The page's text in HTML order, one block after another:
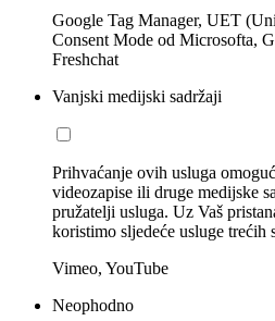
Google Tag Manager, UET
Consent Mode od Microsofta,
Freshchat
Vanjski medijski sadržaji
Prihvaćanje ovih usluga
videozapise ili druge medijske
pružatelji usluga. Uz Vaš
koristimo sljedeće usluge trećih
Vimeo, YouTube
Neophodno